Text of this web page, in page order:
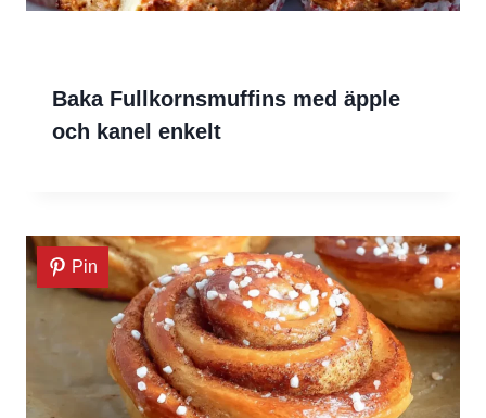
Baka Fullkornsmuffins med äpple
och kanel enkelt
Pin